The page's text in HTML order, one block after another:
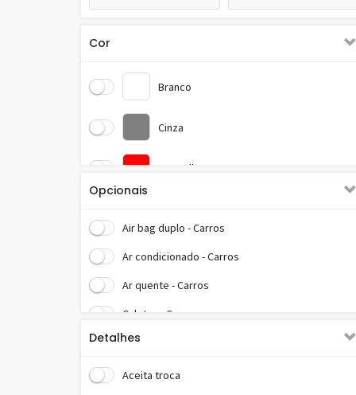
Cor
Branco
Cinza
Vermelho
Opcionais
Air bag duplo - Carros
Ar condicionado - Carros
Ar quente - Carros
Calotas - Carros
CD player - Carros
Computador de bordo - Carros
Detalhes
Aceita troca